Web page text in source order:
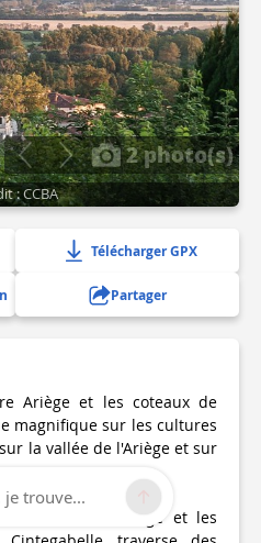
2 photo(s)
: CCBA
Télécharger GPX
Partager
Ariège et les coteaux de
magnifique sur les cultures
la vallée de l'Ariège et sur
la rivière Ariège et les
je trouve...